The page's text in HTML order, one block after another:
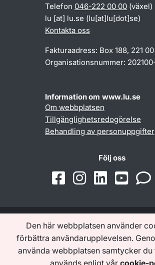
Den här webbplatsen använder
förbättra användarupplevelsen.
använda webbplatsen samtycker
används enligt vår cookie-
Telefon 046-222 00 00 (växel)
lu [at] lu.se (lu[at]lu[dot]se)
Kontakta oss
Fakturaadress: Box 188, 221
Organisationsnummer:
Information om www.lu.se
Om webbplatsen
Tillgänglighetsredogörelse
Behandling av personuppgifter
Följ oss
Samarbeten och